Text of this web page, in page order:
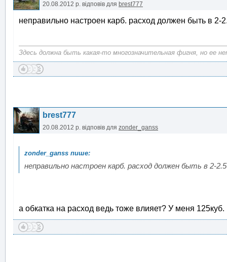
20.08.2012 р. відповів для brest777
неправильно настроен карб. расход должен быть в 2-
Здесь должна быть какая-то многозначительная фигня, но ее
brest777
20.08.2012 р. відповів для zonder_ganss
неправильно настроен карб. расход должен быть в 2-
а обкатка на расход ведь тоже влияет? У меня 125куб.